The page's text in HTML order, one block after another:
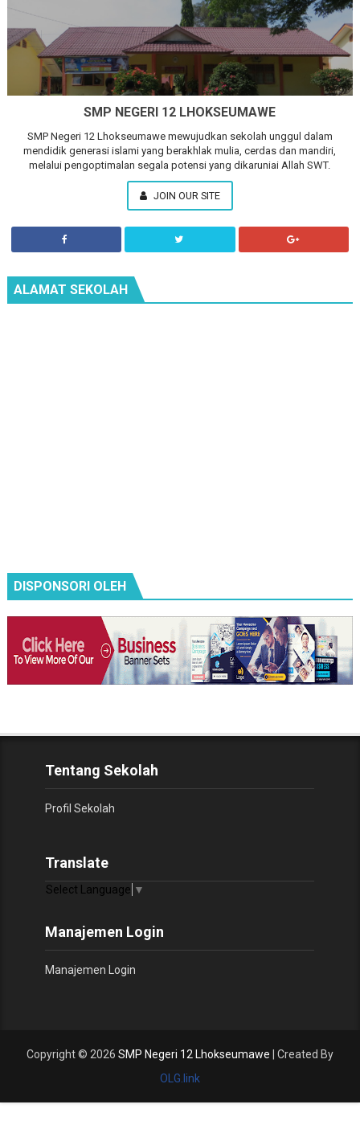
SMP NEGERI 12 LHOKSEUMAWE
SMP Negeri 12 Lhokseumawe mewujudkan sekolah unggul dalam
mendidik generasi islami yang berakhlak mulia, cerdas dan mandiri,
melalui pengoptimalan segala potensi yang dikaruniai Allah SWT.
JOIN OUR SITE
ALAMAT SEKOLAH
DISPONSORI OLEH
Tentang Sekolah
Profil Sekolah
Translate
Select Language ▼
Manajemen Login
Manajemen Login
Copyright © 2026 SMP Negeri 12 Lhokseumawe | Created By
OLG.link